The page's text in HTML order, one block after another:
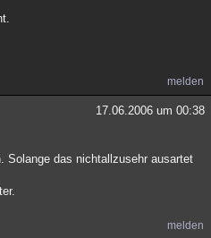
melden
17.06.2006 um 00:38
Solange das nichtallzusehr ausartet
melden